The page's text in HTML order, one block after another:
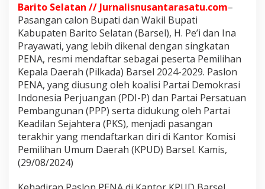
s
e
l
,
P
E
N
A
R
e
s
m
i
M
Barito Selatan // Jurnalisnusantarasatu.com–
Pasangan calon Bupati dan Wakil Bupati
Kabupaten Barito Selatan (Barsel), H. Pe’i dan Ina
Prayawati, yang lebih dikenal dengan singkatan
PENA, resmi mendaftar sebagai peserta Pemilihan
Kepala Daerah (Pilkada) Barsel 2024-2029. Paslon
PENA, yang diusung oleh koalisi Partai Demokrasi
Indonesia Perjuangan (PDI-P) dan Partai Persatuan
Pembangunan (PPP) serta didukung oleh Partai
Keadilan Sejahtera (PKS), menjadi pasangan
terakhir yang mendaftarkan diri di Kantor Komisi
Pemilihan Umum Daerah (KPUD) Barsel. Kamis,
(29/08/2024)